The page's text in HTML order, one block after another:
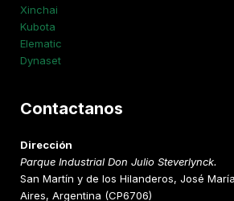
Xinchai
Kubota
Elematic
Dynaset
Contactanos
Dirección
Parque Industrial Don Julio Steverlynck.
San Martín y de los Hilanderos, José
Aires, Argentina (CP6706)